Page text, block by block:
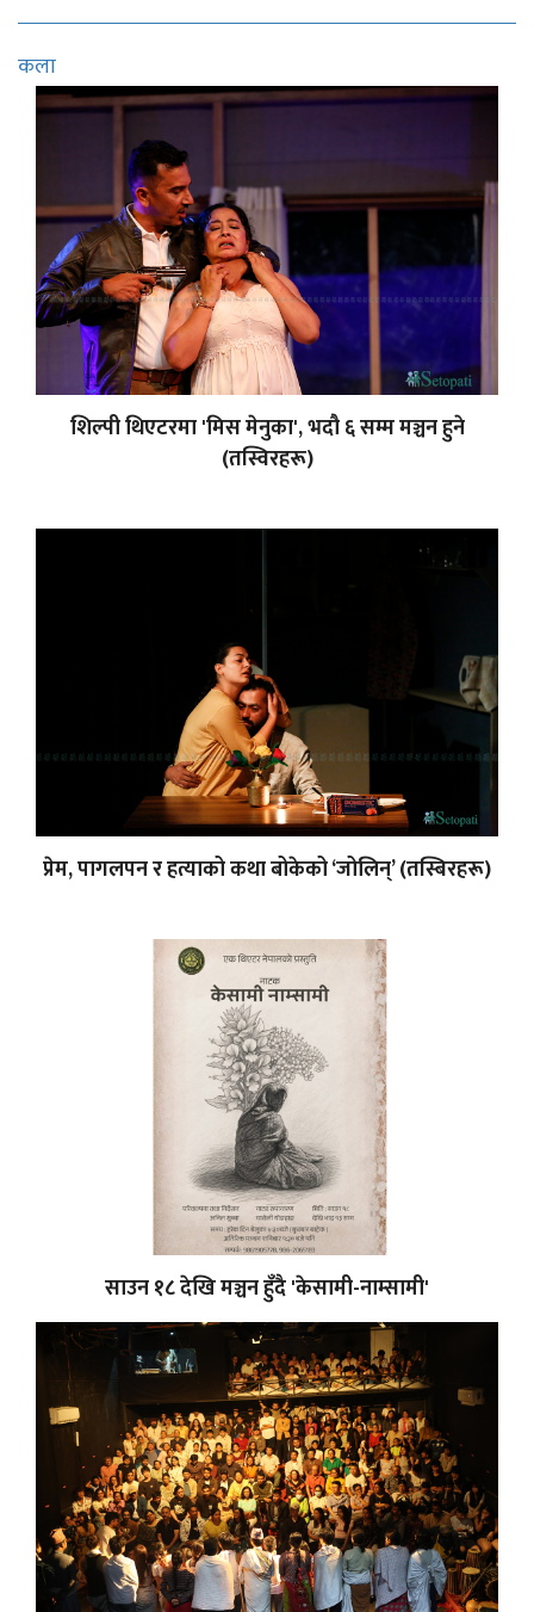
कला
शिल्पी थिएटरमा 'मिस मेनुका', भदौ ६ सम्म मञ्चन हुने
(तस्विरहरू)
प्रेम, पागलपन र हत्याको कथा बोकेको ‘जोलिन्’ (तस्बिरहरू)
साउन १८ देखि मञ्चन हुँदै 'केसामी-नाम्सामी'